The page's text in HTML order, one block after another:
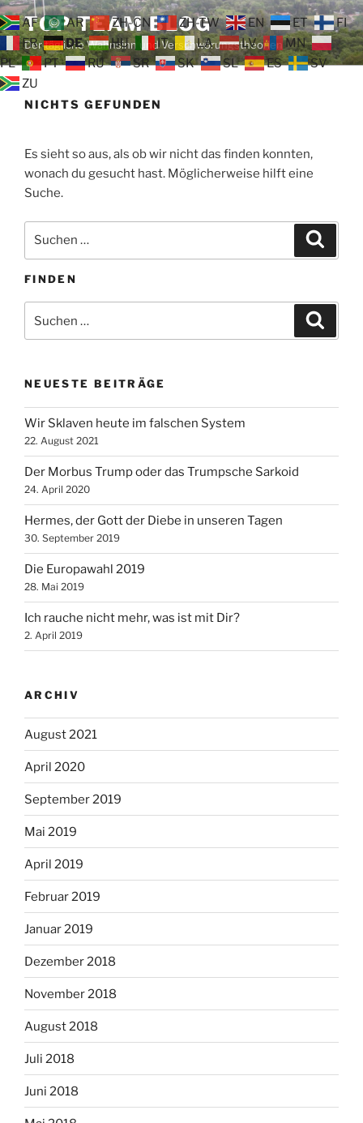
Zum
Inhalt
springen
TOP TEAM BLOG
Der tägliche Wahnsinn und Verschwörungstheorien
NICHTS GEFUNDEN
Es sieht so aus, als ob wir nicht das finden konnten,
wonach du gesucht hast. Möglicherweise hilft eine
Suche.
nach:
FINDEN
nach:
NEUESTE BEITRÄGE
Wir Sklaven heute im falschen System
22. August 2021
Der Morbus Trump oder das Trumpsche Sarkoid
24. April 2020
Hermes, der Gott der Diebe in unseren Tagen
30. September 2019
Die Europawahl 2019
28. Mai 2019
Ich rauche nicht mehr, was ist mit Dir?
2. April 2019
ARCHIV
August 2021
April 2020
September 2019
Mai 2019
April 2019
Februar 2019
Januar 2019
Dezember 2018
November 2018
August 2018
Juli 2018
Juni 2018
AF AR ZH-CN ZH-TW EN ET
FI
FR
DE HU IT LA LV
MN
PL
PT RU SR SK SL ES
SV
ZU